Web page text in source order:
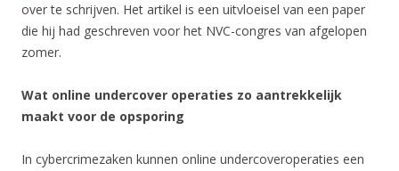
over te schrijven. Het artikel is een uitvloeisel van een paper
die hij had geschreven voor het NVC-congres van afgelopen
zomer.
Wat online undercover operaties zo aantrekkelijk
maakt voor de opsporing
In cybercrimezaken kunnen online undercoveroperaties een